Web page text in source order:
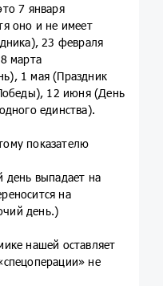
7 января
оно и не имеет
23 февраля
марта
1 мая (Праздник
12 июня (День
единства).
показателю
день выпадает на
на
день.)
нашей оставляет
не